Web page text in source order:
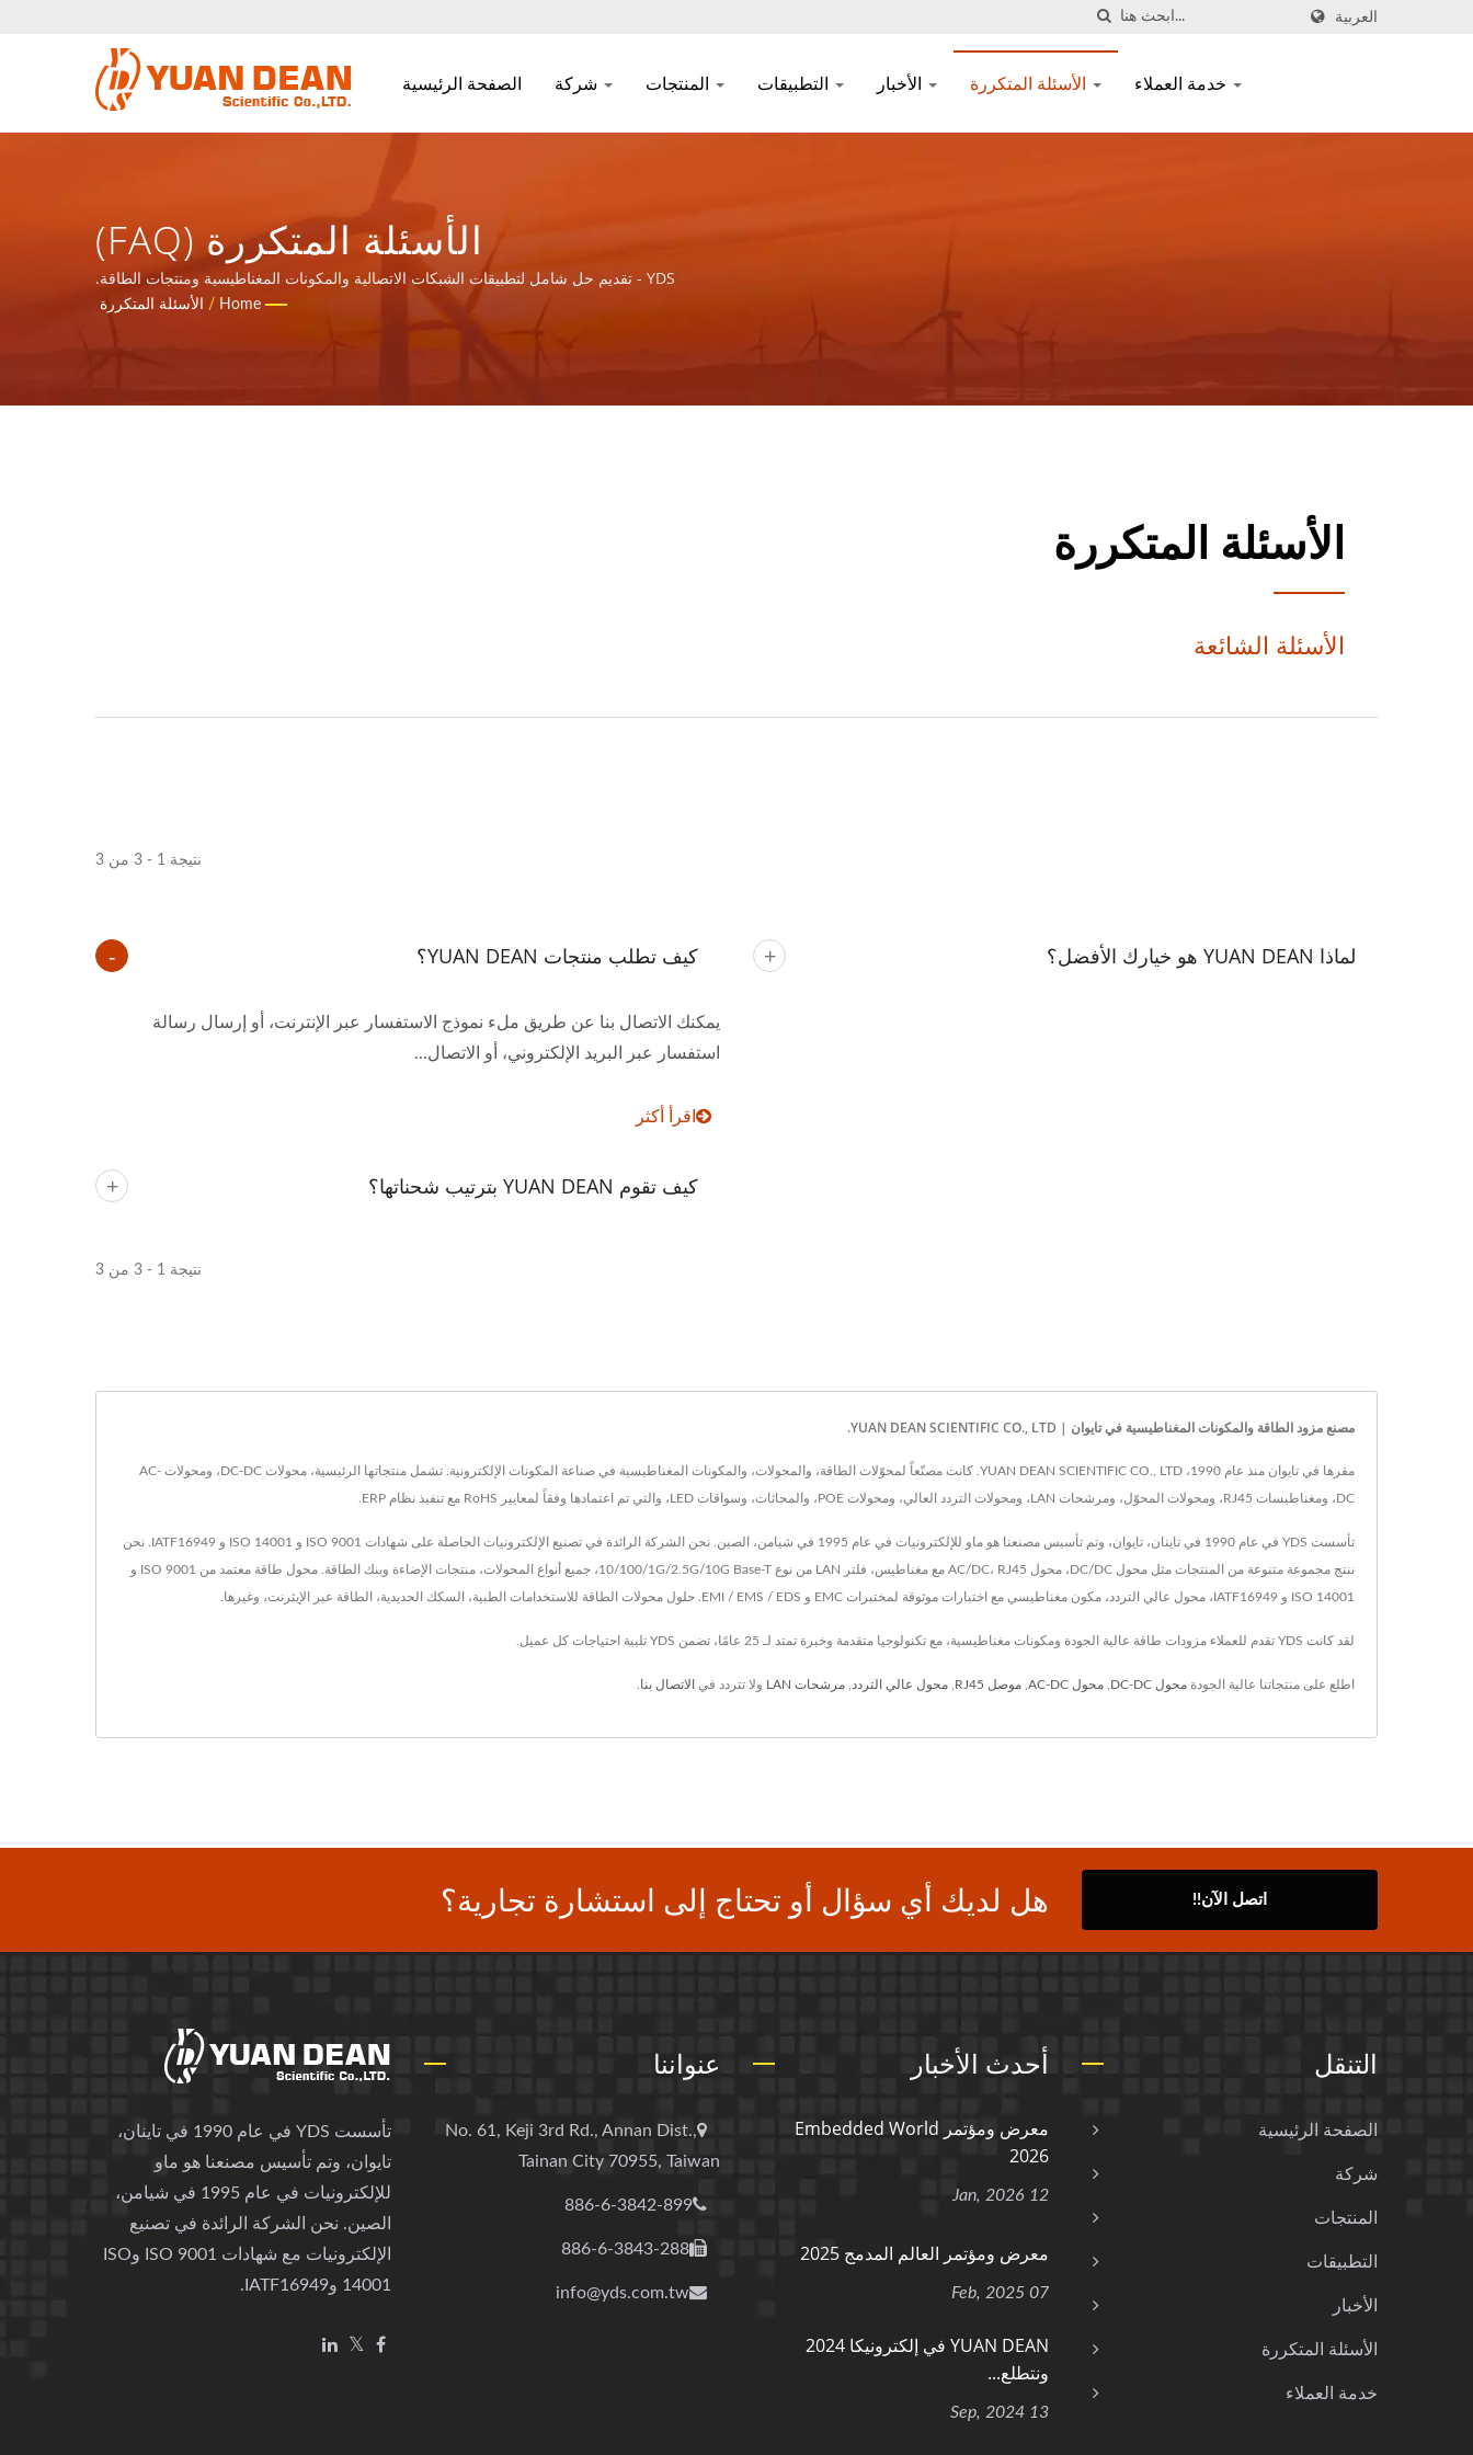
العربية
الصفحة الرئيسية
الأسئلة المتكررة (FAQ)
YDS - تقديم حل شامل لتطبيقات الشبكات الاتصالية والمكونات المغناطيسية ومنتجات الطاقة.
Home
/ الأسئلة المتكررة
الأسئلة المتكررة
الأسئلة الشائعة
نتيجة 1 - 3 من 3
كيف تطلب منتجات YUAN DEAN؟
يمكنك الاتصال بنا عن طريق ملء نموذج الاستفسار عبر الإنترنت، أو إرسال رسالة
استفسار عبر البريد الإلكتروني، أو الاتصال...
اقرأ أكثر
كيف تقوم YUAN DEAN بترتيب شحناتها؟
لماذا YUAN DEAN هو خيارك الأفضل؟
نتيجة 1 - 3 من 3
مصنع مزود الطاقة والمكونات المغناطيسية في تايوان | YUAN DEAN SCIENTIFIC CO., LTD.
مقرها في تايوان منذ عام 1990، YUAN DEAN SCIENTIFIC CO., LTD. كانت مصنّعاً لمحوّلات الطاقة، والمحولات، والمكونات المغناطيسية في صناعة المكونات الإلكترونية. تشمل منتجاتها الرئيسية، محولات DC-DC، ومحولات AC-
DC، ومغناطيسات RJ45، ومحولات المحوّل، ومرشحات LAN، ومحولات التردد العالي، ومحولات POE، والمحاثات، وسواقات LED، والتي تم اعتمادها وفقاً لمعايير RoHS مع تنفيذ نظام ERP.
تأسست YDS في عام 1990 في تاينان، تايوان، وتم تأسيس مصنعنا هو ماو للإلكترونيات في عام 1995 في شيامن، الصين. نحن الشركة الرائدة في تصنيع الإلكترونيات الحاصلة على شهادات ISO 9001 و ISO 14001 و IATF16949. نحن
ننتج مجموعة متنوعة من المنتجات مثل محول DC/DC، محول AC/DC، RJ45 مع مغناطيس، فلتر LAN من نوع 10/100/1G/2.5G/10G Base-T، جميع أنواع المحولات، منتجات الإضاءة وبنك الطاقة. محول طاقة معتمد من ISO 9001 و
ISO 14001 و IATF16949، محول عالي التردد، مكون مغناطيسي مع اختبارات موثوقة لمختبرات EMC و EMI / EMS / EDS. حلول محولات الطاقة للاستخدامات الطبية، السكك الحديدية، الطاقة عبر الإيثرنت، وغيرها.
لقد كانت YDS تقدم للعملاء مزودات طاقة عالية الجودة ومكونات مغناطيسية، مع تكنولوجيا متقدمة وخبرة تمتد لـ 25 عامًا، تضمن YDS تلبية احتياجات كل عميل.
اطلع على منتجاتنا عالية الجودة محول DC-DC محول AC-DC موصل RJ45 محول عالي التردد مرشحات LAN ولا تتردد في الاتصال بنا
هل لديك أي سؤال أو تحتاج إلى استشارة تجارية؟ اتصل الآن!!
تأسست YDS في عام 1990 في تاينان،
تايوان، وتم تأسيس مصنعنا هو ماو
للإلكترونيات في عام 1995 في شيامن،
الصين. نحن الشركة الرائدة في تصنيع
الإلكترونيات مع شهادات ISO 9001 وISO
14001 وIATF16949.
عنواننا
No. 61, Keji 3rd Rd., Annan Dist.,
Tainan City 70955, Taiwan
886-6-3842-899
886-6-3843-288
info@yds.com.tw
أحدث الأخبار
معرض ومؤتمر Embedded World
2026
12 Jan, 2026
معرض ومؤتمر العالم المدمج 2025
07 Feb, 2025
YUAN DEAN في إلكترونيكا 2024
ونتطلع...
13 Sep, 2024
التنقل
الصفحة الرئيسية
شركة
المنتجات
التطبيقات
الأخبار
الأسئلة المتكررة
خدمة العملاء